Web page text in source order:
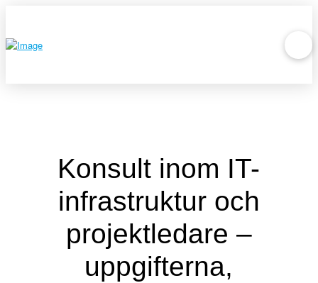
Konsult inom IT-
infrastruktur och
projektledare –
uppgifterna,